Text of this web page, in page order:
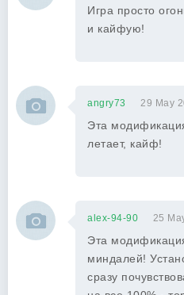
Игра просто
и кайфую!
angry73 29 May
Эта
летает, кайф!
alex-94-90 25
Эта
миндалей!
сразу